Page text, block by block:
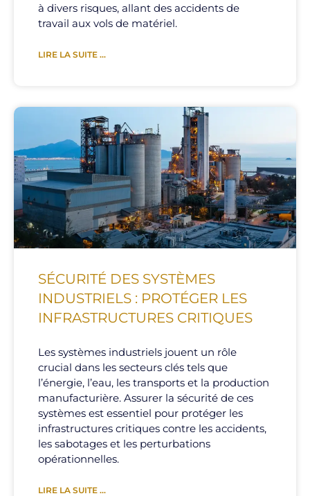
à divers risques, allant des accidents de
travail aux vols de matériel.
LIRE LA SUITE ...
SÉCURITÉ DES SYSTÈMES
INDUSTRIELS : PROTÉGER LES
INFRASTRUCTURES CRITIQUES
Les systèmes industriels jouent un rôle
crucial dans les secteurs clés tels que
l’énergie, l’eau, les transports et la production
manufacturière. Assurer la sécurité de ces
systèmes est essentiel pour protéger les
infrastructures critiques contre les accidents,
les sabotages et les perturbations
opérationnelles.
LIRE LA SUITE ...